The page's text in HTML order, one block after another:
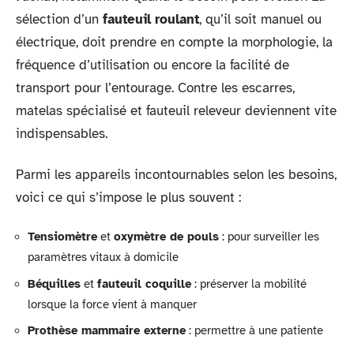
sélection d’un fauteuil roulant, qu’il soit manuel ou
électrique, doit prendre en compte la morphologie, la
fréquence d’utilisation ou encore la facilité de
transport pour l’entourage. Contre les escarres,
matelas spécialisé et fauteuil releveur deviennent vite
indispensables.
Parmi les appareils incontournables selon les besoins,
voici ce qui s’impose le plus souvent :
Tensiomètreet oxymètre de pouls : pour surveiller les
paramètres vitaux à domicile
Béquilles et fauteuil coquille: préserver la mobilité
lorsque la force vient à manquer
Prothèse mammaire externe: permettre à une patiente